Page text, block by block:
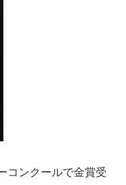
コンクールで金賞受